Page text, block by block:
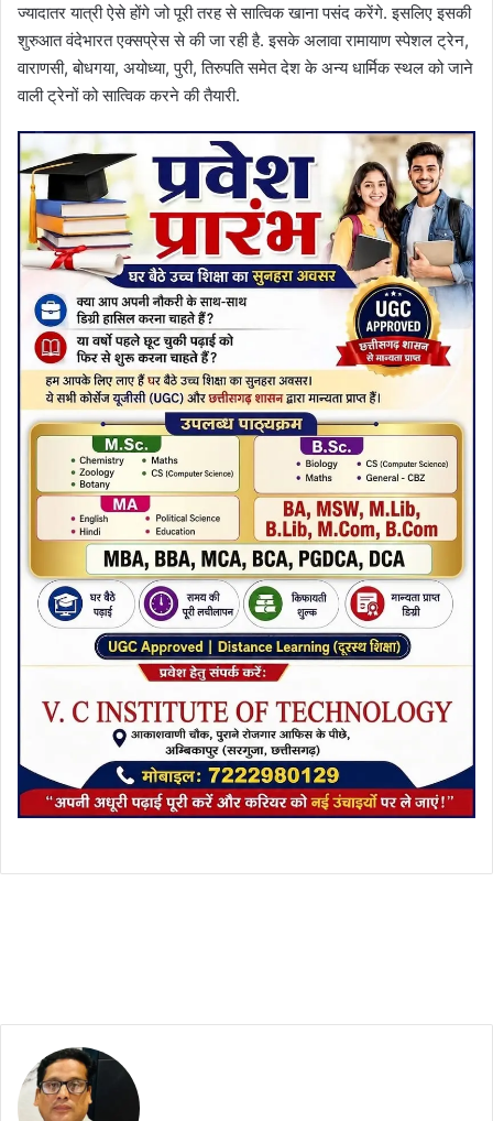
ज्‍यादातर यात्री ऐसे होंगे जो पूरी तरह से सात्विक खाना पसंद करेंगे. इसलिए इसकी
शुरुआत वंदेभारत एक्‍सप्रेस से की जा रही है. इसके अलावा रामायाण स्‍पेशल ट्रेन,
वाराणसी, बोधगया, अयोध्‍या, पुरी, तिरुपति समेत देश के अन्‍य धार्मिक स्‍थल को जाने
वाली ट्रेनों को सात्विक करने की तैयारी.